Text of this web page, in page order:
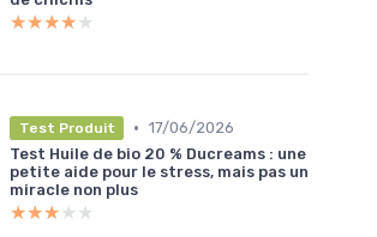
★★★★★
★★★★★
Test Produit • 17/06/2026
Test Huile de bio 20 % Ducreams : une
petite aide pour le stress, mais pas un
miracle non plus
★★★★★
★★★★★